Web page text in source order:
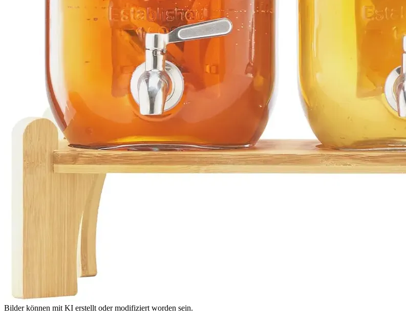
Bilder können mit KI erstellt oder modifiziert worden sein.